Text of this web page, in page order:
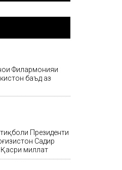
Филармонияи
баъд аз
Президенти
Садир
миллат